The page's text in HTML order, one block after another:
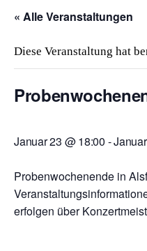
« Alle Veranstaltungen
Diese Veranstaltung hat
Januar 23 @ 18:00 -
Probenwochenende in
erfolgen über